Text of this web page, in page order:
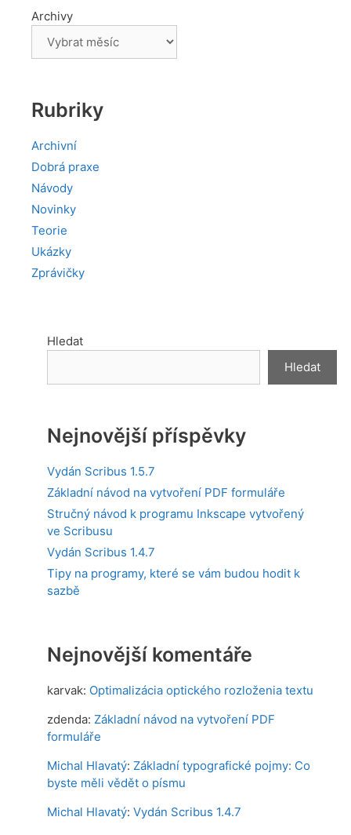
Archivy
Rubriky
Archivní
Dobrá praxe
Návody
Novinky
Teorie
Ukázky
Zprávičky
Hledat
Hledat
Nejnovější příspěvky
Vydán Scribus 1.5.7
Základní návod na vytvoření PDF formuláře
Stručný návod k programu Inkscape vytvořený
ve Scribusu
Vydán Scribus 1.4.7
Tipy na programy, které se vám budou hodit k
sazbě
Nejnovější komentáře
karvak: Optimalizácia optického rozloženia textu
zdenda: Základní návod na vytvoření PDF
formuláře
Michal Hlavatý: Základní typografické pojmy: Co
byste měli vědět o písmu
Michal Hlavatý: Vydán Scribus 1.4.7